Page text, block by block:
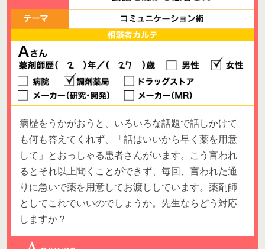
病歴をうかがおうと、いろいろな話題で話しかけて
も何も答えてくれず、「話はいいから早く薬を用意
して」とおっしゃる患者さんがいます。こう言われ
るとそれ以上聞くことができず、毎回、言われた通
りに急いで薬を用意してお渡ししています。薬剤師
としてこれでいいのでしょうか。先生ならどう対応
しますか？